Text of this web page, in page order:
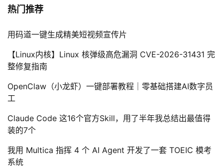
热门推荐
用码道一键生成精美短视频宣传片
【Linux内核】Linux 核弹级高危漏洞 CVE-2026-31431 完
整修复指南
OpenClaw（小龙虾）一键部署教程｜零基础搭建AI数字员
工
Claude Code 这16个官方Skill，用了半年我总结出最值得
装的7个
我用 Multica 指挥 4 个 AI Agent 开发了一套 TOEIC 模考
系统